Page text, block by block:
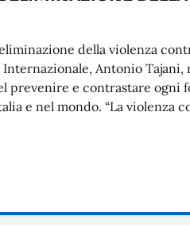
della violenza
Antonio Tajani,
prevenire e contrastare ogni
e nel mondo. “La violenza